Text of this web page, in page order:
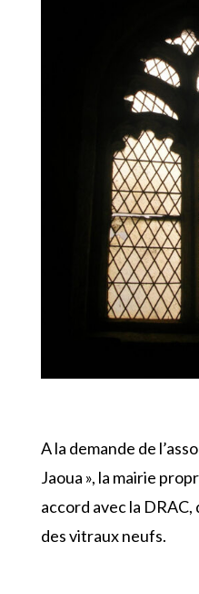
A la demande de
Jaoua », la mairie
accord avec la
des vitraux neufs.